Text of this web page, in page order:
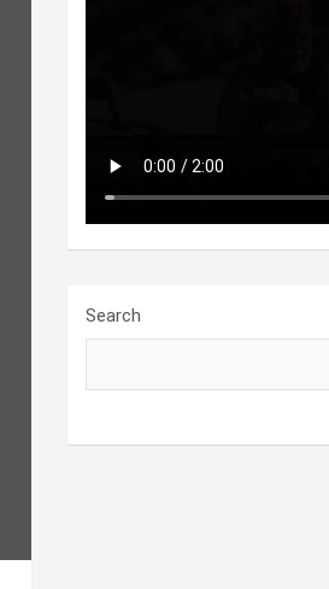
Search